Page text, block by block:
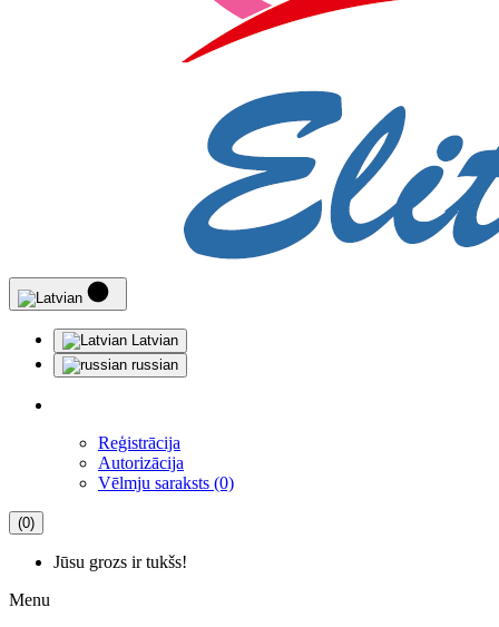
Latvian
russian
Reģistrācija
Autorizācija
Vēlmju saraksts (0)
(0)
Jūsu grozs ir tukšs!
Menu